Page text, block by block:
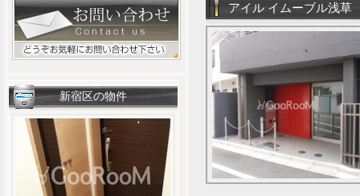
アイル イムーブル浅草
新宿区の物件